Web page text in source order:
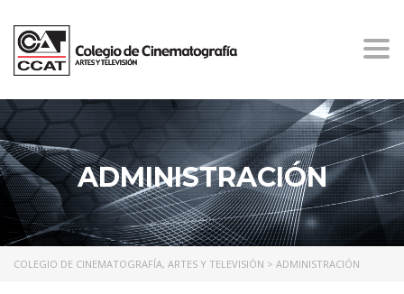
ADMINISTRACIÓN
COLEGIO DE CINEMATOGRAFÍA, ARTES Y TELEVISIÓN > ADMINISTRACIÓN